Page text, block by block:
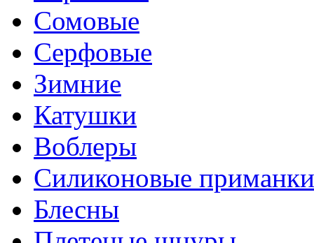
Сомовые
Серфовые
Зимние
Катушки
Воблеры
Силиконовые приманки
Блесны